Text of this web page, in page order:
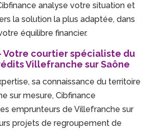
analyse votre situation et
la solution la plus adaptée, dans
équilibre financier.
Votre courtier spécialiste du
Villefranche sur Saône
sa connaissance du territoire
sur mesure, Cibfinance
emprunteurs de Villefranche sur
projets de regroupement de